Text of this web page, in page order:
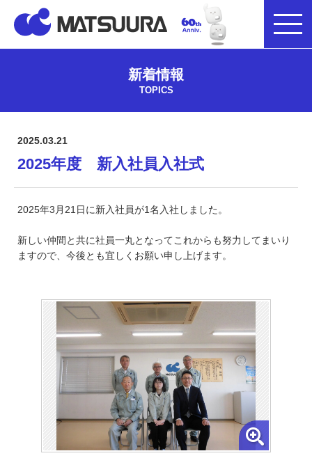
新着情報
TOPICS
2025.03.21
2025年度 新入社員入社式
2025年3月21日に新入社員が1名入社しました。
新しい仲間と共に社員一丸となってこれからも努力してまいり
ますので、今後とも宜しくお願い申し上げます。